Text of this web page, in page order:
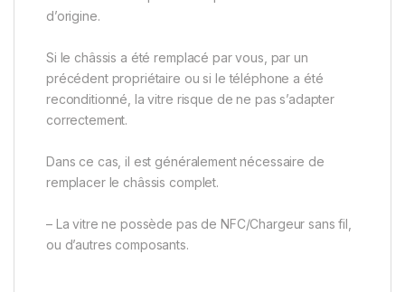
d’origine.
Si le châssis a été remplacé par vous, par un
précédent propriétaire ou si le téléphone a été
reconditionné, la vitre risque de ne pas s’adapter
correctement.
Dans ce cas, il est généralement nécessaire de
remplacer le châssis complet.
– La vitre ne possède pas de NFC/Chargeur sans fil,
ou d’autres composants.